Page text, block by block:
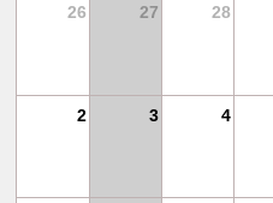
26 27 28
2 3 4